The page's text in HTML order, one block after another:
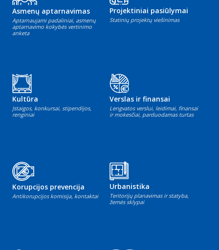
Asmenų aptarnavimas
Aptarnaujami padaliniai, asmenų
aptarnavimo kokybės vertinimo
anketa
Projektiniai pasiūlymai
Statinių projektų viešinimas
Kultūra
Įstaigos, konkursai, stipendijos,
renginiai
Verslas ir finansai
Lengvatos verslui, leidimai, finansai
ir mokesčiai, parduodamas turtas
Korupcijos prevencija
Antikorupcijos komisija, kontaktai
Urbanistika
Teritorijų planavimas ir statyba,
žemės sklypai